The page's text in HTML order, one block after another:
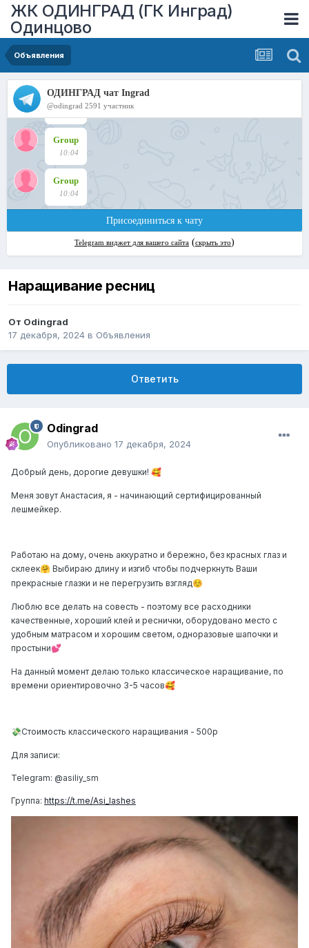
ЖК ОДИНГРАД (ГК Инград)
Одинцово
Объявления
Наращивание ресниц
От Odingrad
17 декабря, 2024 в Объявления
Ответить
Odingrad
Опубликовано 17 декабря, 2024
Добрый день, дорогие девушки! 🥰
Меня зовут Анастасия, я - начинающий сертифицированный
лешмейкер.
Работаю на дому, очень аккуратно и бережно, без красных глаз и
склеек🤗 Выбираю длину и изгиб чтобы подчеркнуть Ваши
прекрасные глазки и не перегрузить взгляд☺️
Люблю все делать на совесть - поэтому все расходники
качественные, хороший клей и реснички, оборудовано место с
удобным матрасом и хорошим светом, одноразовые шапочки и
простыни💕
На данный момент делаю только классическое наращивание, по
времени ориентировочно 3-5 часов🥰
💸Стоимость классического наращивания - 500р
Для записи:
Telegram: @asiliy_sm
Группа: https://t.me/Asi_lashes